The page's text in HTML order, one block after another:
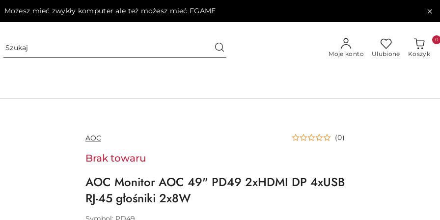
Możesz mieć zwykły komputer ale też możesz mieć FGAME
Moje konto Ulubione Koszyk
0
NAZWA
PRODUCENTA:
AOC (0)
Brak towaru
AOC Monitor AOC 49" PD49 2xHDMI DP 4xUSB
RJ-45 głośniki 2x8W